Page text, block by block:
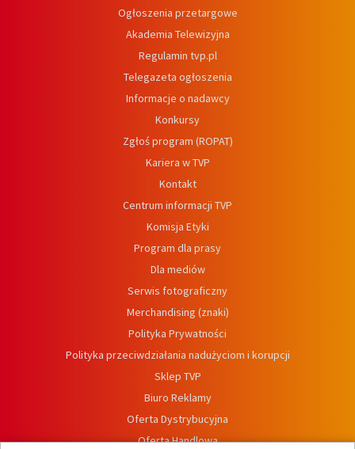
Ogłoszenia przetargowe
Akademia Telewizyjna
Regulamin tvp.pl
Telegazeta ogłoszenia
Informacje o nadawcy
Konkursy
Zgłoś program (ROPAT)
Kariera w TVP
Kontakt
Centrum informacji TVP
Komisja Etyki
Program dla prasy
Dla mediów
Serwis fotograficzny
Merchandising (znaki)
Polityka Prywatności
Polityka przeciwdziałania nadużyciom i korupcji
Sklep TVP
Biuro Reklamy
Oferta Dystrybucyjna
Oferta Handlowa